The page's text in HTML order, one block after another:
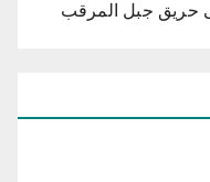
حريق جبل المرقب